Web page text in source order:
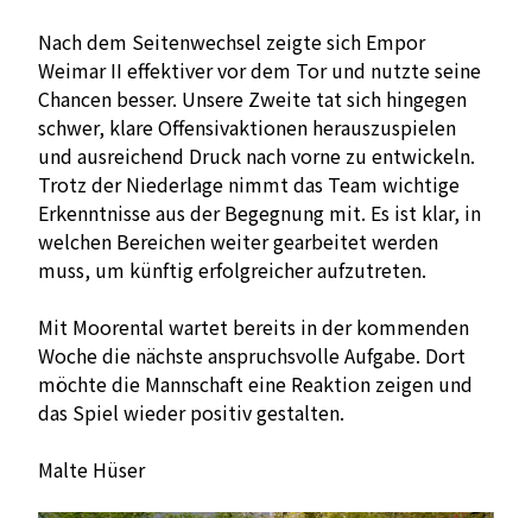
Nach dem Seitenwechsel zeigte sich Empor
Weimar II effektiver vor dem Tor und nutzte seine
Chancen besser. Unsere Zweite tat sich hingegen
schwer, klare Offensivaktionen herauszuspielen
und ausreichend Druck nach vorne zu entwickeln.
Trotz der Niederlage nimmt das Team wichtige
Erkenntnisse aus der Begegnung mit. Es ist klar, in
welchen Bereichen weiter gearbeitet werden
muss, um künftig erfolgreicher aufzutreten.
Mit Moorental wartet bereits in der kommenden
Woche die nächste anspruchsvolle Aufgabe. Dort
möchte die Mannschaft eine Reaktion zeigen und
das Spiel wieder positiv gestalten.
Malte Hüser